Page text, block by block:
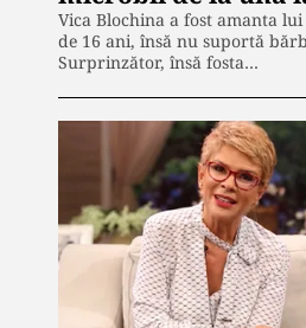
Vica Blochina a fost amanta
de 16 ani, însă nu suportă
Surprinzător, însă fosta…